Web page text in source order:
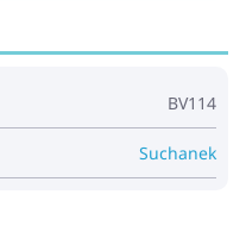
BV114
Suchanek